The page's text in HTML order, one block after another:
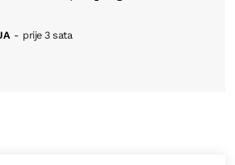
- prije 3 sata